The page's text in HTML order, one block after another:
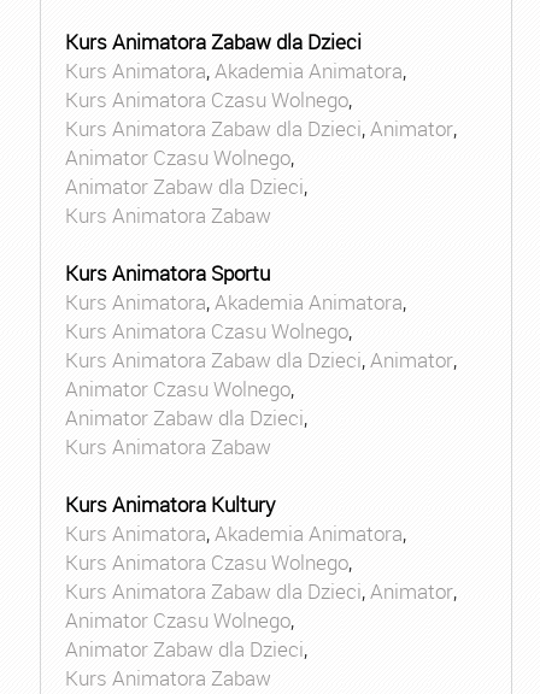
Kurs Animatora Zabaw dla Dzieci
Kurs Animatora,Akademia Animatora,
Kurs Animatora Czasu Wolnego,
Kurs Animatora Zabaw dla Dzieci,Animator,
Animator Czasu Wolnego,
Animator Zabaw dla Dzieci,
Kurs Animatora Zabaw
Kurs Animatora Sportu
Kurs Animatora,Akademia Animatora,
Kurs Animatora Czasu Wolnego,
Kurs Animatora Zabaw dla Dzieci,Animator,
Animator Czasu Wolnego,
Animator Zabaw dla Dzieci,
Kurs Animatora Zabaw
Kurs Animatora Kultury
Kurs Animatora,Akademia Animatora,
Kurs Animatora Czasu Wolnego,
Kurs Animatora Zabaw dla Dzieci,Animator,
Animator Czasu Wolnego,
Animator Zabaw dla Dzieci,
Kurs Animatora Zabaw